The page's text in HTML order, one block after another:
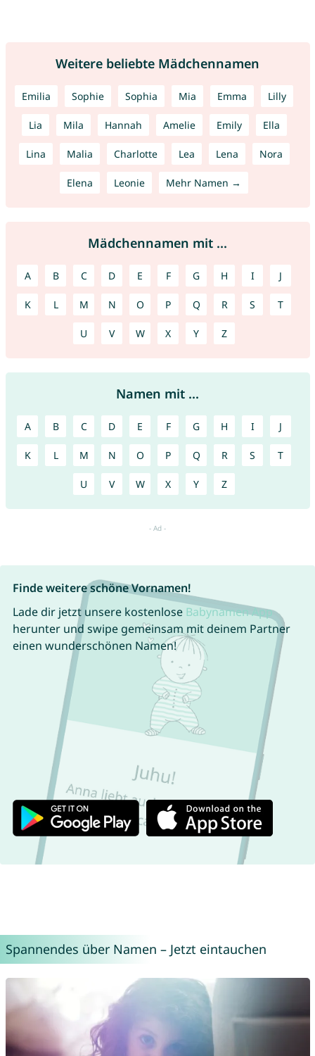
Weitere beliebte Mädchennamen
Emilia Sophie Sophia Mia Emma Lilly
Lia Mila Hannah Amelie Emily Ella
Lina Malia Charlotte Lea Lena Nora
Elena Leonie Mehr Namen →
Mädchennamen mit ...
A B C D E F G H I J
K L M N O P Q R S T
U V W X Y Z
Namen mit ...
A B C D E F G H I J
K L M N O P Q R S T
U V W X Y Z
Finde weitere schöne Vornamen!
Lade dir jetzt unsere kostenlose Babynamen App
herunter und swipe gemeinsam mit deinem Partner
einen wunderschönen Namen!
Spannendes über Namen – Jetzt eintauchen